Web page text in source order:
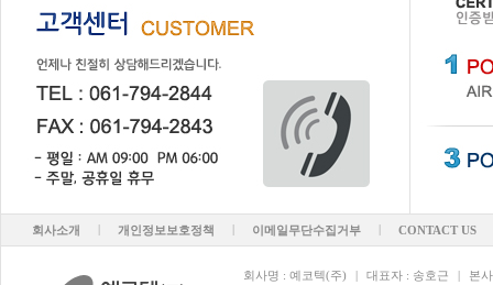
회사소개 | 개인정보보호정책 | 이메일무단수집거부 | CONTACT US
회사명 : 예코텍(주) | 대표자 : 송호근 |
본